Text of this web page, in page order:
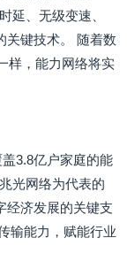
延、无级变速、
关键技术。 随着数
样，能力网络将实
3.8亿户家庭的能
光网络为代表的
经济发展的关键支
输能力，赋能行业